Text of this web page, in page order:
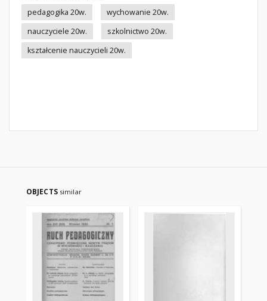
pedagogika 20w.
wychowanie 20w.
nauczyciele 20w.
szkolnictwo 20w.
kształcenie nauczycieli 20w.
OBJECTS similar